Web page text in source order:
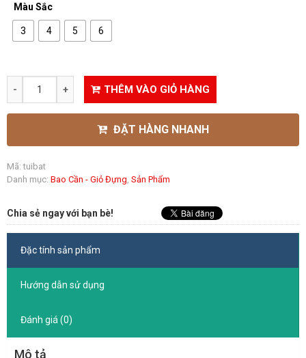
Màu Sắc
3 4 5 6
THÊM VÀO GIỎ HÀNG
ĐẶT HÀNG NHANH
Mã:tuibat
Danh mục: Bao Cần - Giỏ Đựng, Sản Phẩm
Chia sẻ ngay với bạn bè!
Đặc tính sản phẩm
Hướng dẫn sử dụng
Đánh giá (0)
Mô tả